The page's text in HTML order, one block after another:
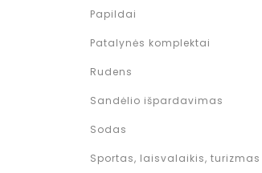
Papildai
Patalynės komplektai
Rudens
Sandėlio išpardavimas
Sodas
Sportas, laisvalaikis, turizmas